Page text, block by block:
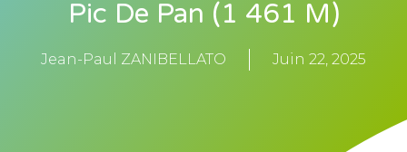
Pic De Pan (1 461 M)
Jean-Paul ZANIBELLATO Juin 22, 2025